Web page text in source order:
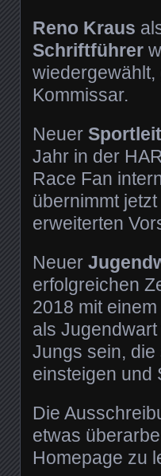
Reno Kraus
Schriftführer
wiedergewählt,
Kommissar.
Neuer
Jahr in der
Race Fan
übernimmt
erweiterten
Neuer
erfolgreichen
2018 mit
als
Jungs sein,
einsteigen und
Die
etwas
Homepage zu